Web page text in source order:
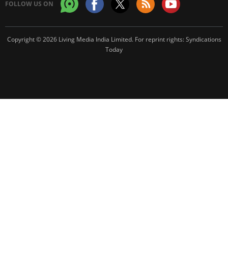
FOLLOW US ON
Copyright © 2026 Living Media India Limited. For reprint rights:Syndications
Today